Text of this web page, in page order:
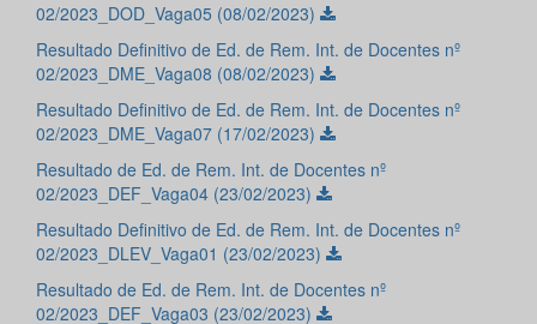
02/2023_DOD_Vaga05 (08/02/2023)
Resultado Definitivo de Ed. de Rem. Int. de Docentes nº
02/2023_DME_Vaga08 (08/02/2023)
Resultado Definitivo de Ed. de Rem. Int. de Docentes nº
02/2023_DME_Vaga07 (17/02/2023)
Resultado de Ed. de Rem. Int. de Docentes nº
02/2023_DEF_Vaga04 (23/02/2023)
Resultado Definitivo de Ed. de Rem. Int. de Docentes nº
02/2023_DLEV_Vaga01 (23/02/2023)
Resultado de Ed. de Rem. Int. de Docentes nº
02/2023_DEF_Vaga03 (23/02/2023)